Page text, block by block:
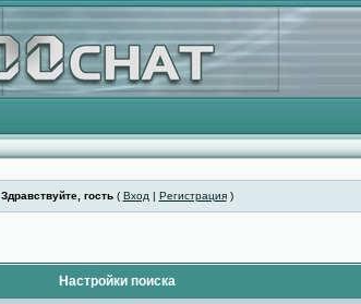
Здравствуйте, гость( Вход | Регистрация)
Настройки поиска